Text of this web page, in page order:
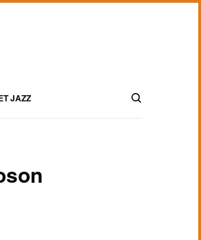
JAZZ